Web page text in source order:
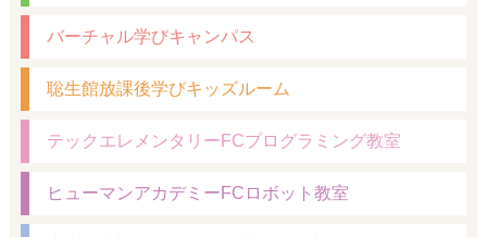
性は十分に考えられます。
私は、この非認知能力を養っていくことは、学力も
ので、ある意味、二つの能力は車の両輪のようなもので
バーチャル学びキャンパス
聡生館放課後学びキッズルーム
テックエレメンタリーFCプログラミング教室
ヒューマンアカデミーFCロボット教室